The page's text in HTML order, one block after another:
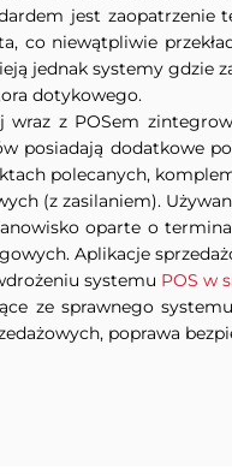
jest zaopatrzenie
co niewątpliwie
jednak systemy gdzie
dotykowego.
wraz z POSem
posiadają dodatkowe
polecanych,
(z zasilaniem).
oparte o
Aplikacje
systemu POS w
ze sprawnego
poprawa